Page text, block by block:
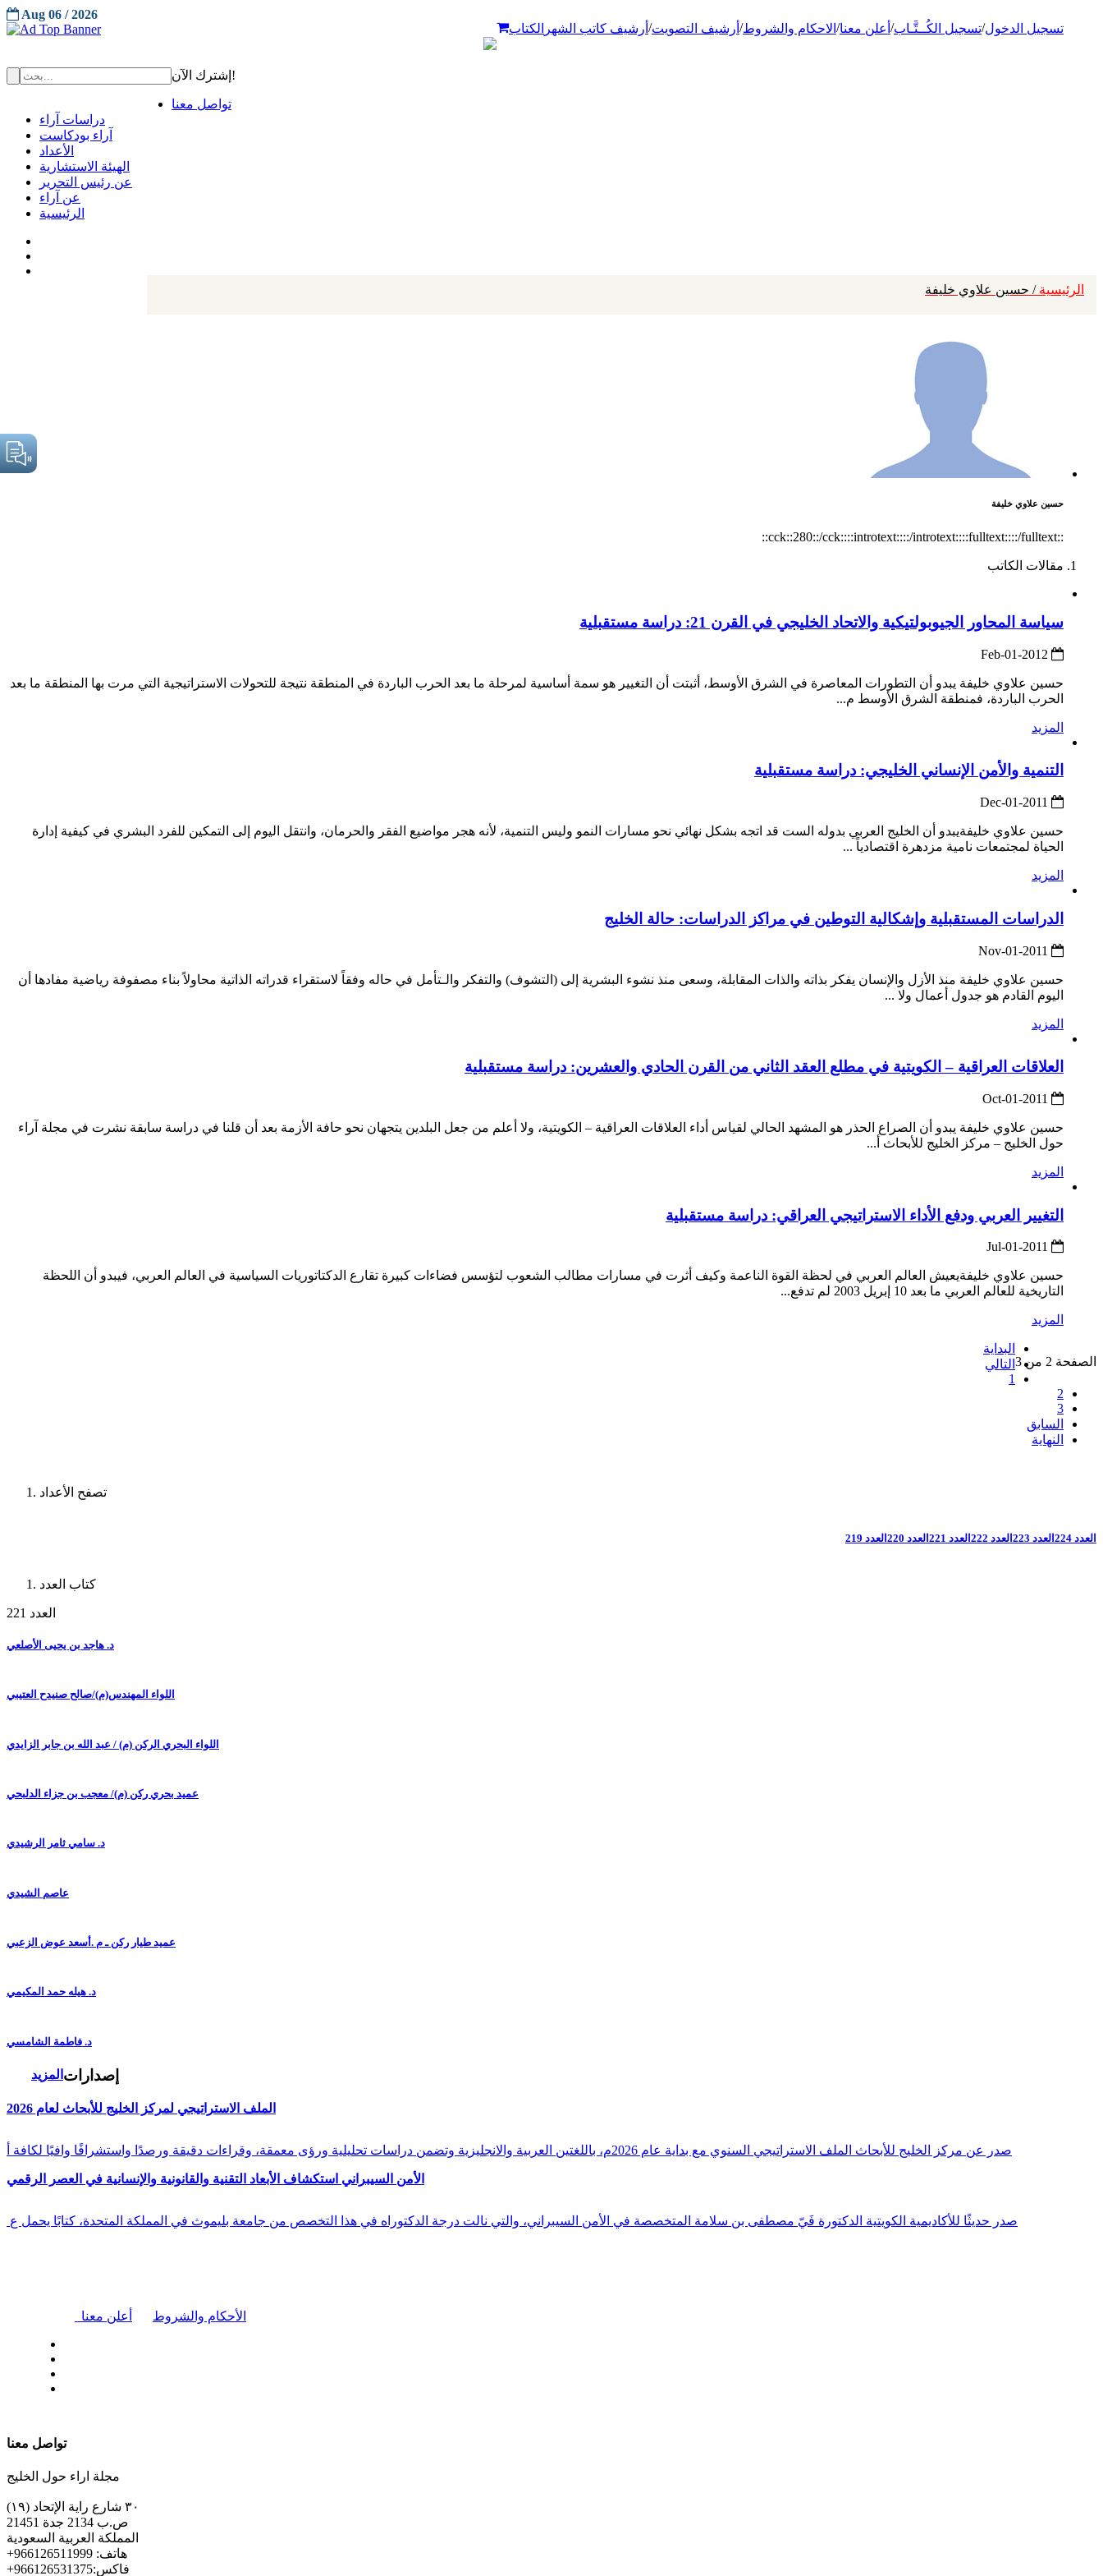
تسجيل الدخول/تسجيل الكُــتَّـاب/ أعلن معنا/ الاحكام والشروط/ أرشيف التصويت/ أرشيف كاتب الشهر الكتاب
Aug 06 / 2026
إشترك الآن!
تواصل معنا
دراسات آراء
آراء بودكاست
الأعداد
الهيئة الاستشارية
عن رئيس التحرير
عن آراء
الرئيسية
الرئيسية / حسين علاوي خليفة
حسين علاوي خليفة
::cck::280::/cck::::introtext::::/introtext::::fulltext::::/fulltext::
مقالات الكاتب
سياسة المحاور الجيوبولتيكية والاتحاد الخليجي في القرن 21: دراسة مستقبلية
حسين علاوي خليفة يبدو أن التطورات المعاصرة في الشرق الأوسط، أثبتت أن التغيير هو سمة أساسية لمرحلة ما بعد الحرب الباردة في المنطقة نتيجة للتحولات الاستراتيجية التي مرت بها المنطقة ما بعد
الحرب الباردة، فمنطقة الشرق الأوسط م...
المزيد
التنمية والأمن الإنساني الخليجي: دراسة مستقبلية
حسين علاوي خليفةيبدو أن الخليج العربي بدوله الست قد اتجه بشكل نهائي نحو مسارات النمو وليس التنمية، لأنه هجر مواضيع الفقر والحرمان، وانتقل اليوم إلى التمكين للفرد البشري في كيفية إدارة
الحياة لمجتمعات نامية مزدهرة اقتصادياً ...
المزيد
الدراسات المستقبلية وإشكالية التوطين في مراكز الدراسات: حالة الخليج
حسين علاوي خليفة منذ الأزل والإنسان يفكر بذاته والذات المقابلة، وسعى منذ نشوء البشرية إلى (التشوف) والتفكر والـتأمل في حاله وفقاً لاستقراء قدراته الذاتية محاولاً بناء مصفوفة رياضية مفادها أن
اليوم القادم هو جدول أعمال ولا ...
المزيد
العلاقات العراقية – الكويتية في مطلع العقد الثاني من القرن الحادي والعشرين: دراسة مستقبلية
حسين علاوي خليفة يبدو أن الصراع الحذر هو المشهد الحالي لقياس أداء العلاقات العراقية – الكويتية، ولا أعلم من جعل البلدين يتجهان نحو حافة الأزمة بعد أن قلنا في دراسة سابقة نشرت في مجلة آراء
حول الخليج – مركز الخليج للأبحاث أ...
المزيد
التغيير العربي ودفع الأداء الاستراتيجي العراقي: دراسة مستقبلية
حسين علاوي خليفةيعيش العالم العربي في لحظة القوة الناعمة وكيف أثرت في مسارات مطالب الشعوب لتؤسس فضاءات كبيرة تقارع الدكتاتوريات السياسية في العالم العربي، فيبدو أن اللحظة
التاريخية للعالم العربي ما بعد 10 إبريل 2003 لم تدفع...
المزيد
الصفحة 2 من 3
البداية
التالي
1
2
3
السابق
النهاية
تصفح الأعداد
العدد 224 العدد 223 العدد 222 العدد 221 العدد 220 العدد 219
كتاب العدد
العدد 221
د. هاجد بن يحيى الأصلعي
اللواء المهندس(م)/صالح صنيدح العتيبي
اللواء البحري الركن (م) / عبد الله بن جابر الزايدي
عميد بحري ركن (م)/ معجب بن جزاء الدلبحي
د. سامي ثامر الرشيدي
عاصم الشيدي
عميد طيار ركن ـ م .أسعد عوض الزعبي
د. هيله حمد المكيمي
د. فاطمة الشامسي
المزيد إصدارات
الملف الاستراتيجي لمركز الخليج للأبحاث لعام 2026
صدر عن مركز الخليج للأبحاث الملف الاستراتيجي السنوي مع بداية عام 2026م، باللغتين العربية والانجليزية وتضمن دراسات تحليلية ورؤى معمقة، وقراءات دقيقة ورصدًا واستشرافًا وافيًا لكافة أ
الأمن السيبراني استكشاف الأبعاد التقنية والقانونية والإنسانية في العصر الرقمي
صدر حديثًا للأكاديمية الكويتية الدكتورة فَيّ مصطفى بن سلامة المتخصصة في الأمن السيبراني، والتي نالت درجة الدكتوراه في هذا التخصص من جامعة بليموث في المملكة المتحدة، كتابًا يحمل ع
أعلن معنا الأحكام والشروط
تواصل معنا
مجلة اراء حول الخليج
٣٠ شارع راية الإتحاد (١٩)
ص.ب 2134 جدة 21451
المملكة العربية السعودية
+هاتف: 966126511999
+فاكس:966126531375